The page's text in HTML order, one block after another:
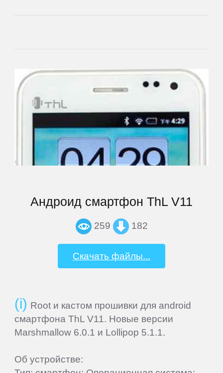
Андроид смартфон ThL V11
259 182
Скачать файлы...
Root и кастом прошивки для android
смартфона ThL V11. Новые версии
Marshmallow 6.0.1 и Lollipop 5.1.1.
Об устройстве:
TELEFUNKEN
Tesla
TeXet
Toshiba
Wexler